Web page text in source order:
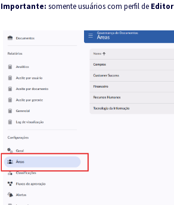
Importante: somente usuários com perfil de Editor